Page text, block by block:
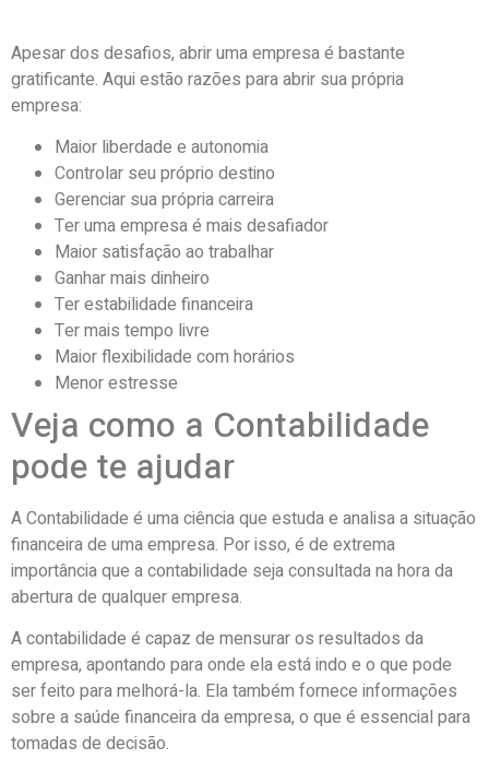
Apesar dos desafios, abrir uma empresa é bastante
gratificante. Aqui estão razões para abrir sua própria
empresa:
Maior liberdade e autonomia
Controlar seu próprio destino
Gerenciar sua própria carreira
Ter uma empresa é mais desafiador
Maior satisfação ao trabalhar
Ganhar mais dinheiro
Ter estabilidade financeira
Ter mais tempo livre
Maior flexibilidade com horários
Menor estresse
Veja como a Contabilidade
pode te ajudar
A Contabilidade é uma ciência que estuda e analisa a situação
financeira de uma empresa. Por isso, é de extrema
importância que a contabilidade seja consultada na hora da
abertura de qualquer empresa.
A contabilidade é capaz de mensurar os resultados da
empresa, apontando para onde ela está indo e o que pode
ser feito para melhorá-la. Ela também fornece informações
sobre a saúde financeira da empresa, o que é essencial para
tomadas de decisão.